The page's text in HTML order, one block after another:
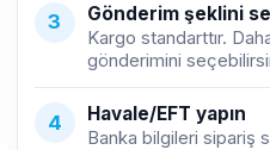
3 Gönderim şeklini
Kargo standarttır.
gönderimini
4 Havale/EFT yapın
Banka bilgileri sipariş